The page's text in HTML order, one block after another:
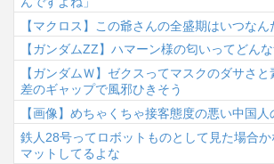
【マクロス】この爺さんの全盛期はいつなん
【ガンダムΖΖ】ハマーン様の匂いってどん
【ガンダムＷ】ゼクスってマスクのダサさ
差のギャップで風邪ひきそう
【画像】めちゃくちゃ接客態度の悪い中国
鉄人28号ってロボットものとして見た場合
マットしてるよな